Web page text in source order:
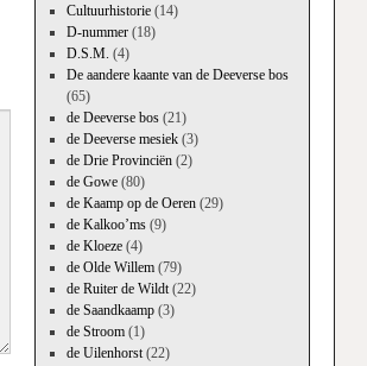
Cultuurhistorie(14)
D-nummer(18)
D.S.M. (4)
De aandere kaante van de Deeverse bos
(65)
de Deeverse bos(21)
de Deeverse mesiek(3)
de Drie Provinciën(2)
de Gowe(80)
de Kaamp op de Oeren(29)
de Kalkoo’ms(9)
de Kloeze(4)
de Olde Willem(79)
de Ruiter de Wildt(22)
de Saandkaamp(3)
de Stroom(1)
de Uilenhorst(22)